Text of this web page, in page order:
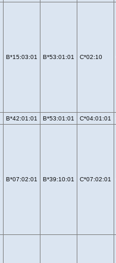
B*15:03:01 B*53:01:01 C*02:10
B*42:01:01 B*53:01:01 C*04:01:01
B*07:02:01 B*39:10:01 C*07:02:01